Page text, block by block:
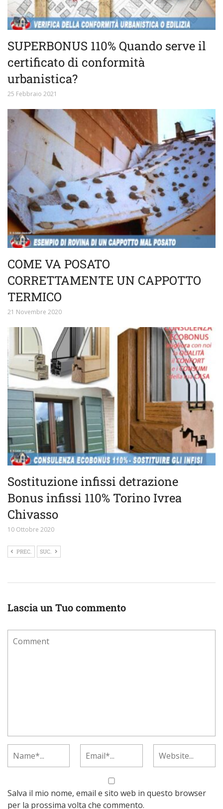
SUPERBONUS 110% Quando serve il
certificato di conformità
urbanistica?
25 Febbraio 2021
COME VA POSATO
CORRETTAMENTE UN CAPPOTTO
TERMICO
21 Novembre 2020
Sostituzione infissi detrazione
Bonus infissi 110% Torino Ivrea
Chivasso
10 Ottobre 2020
PREC. SUC.
Lascia un Tuo commento
Salva il mio nome, email e sito web in questo browser
per la prossima volta che commento.